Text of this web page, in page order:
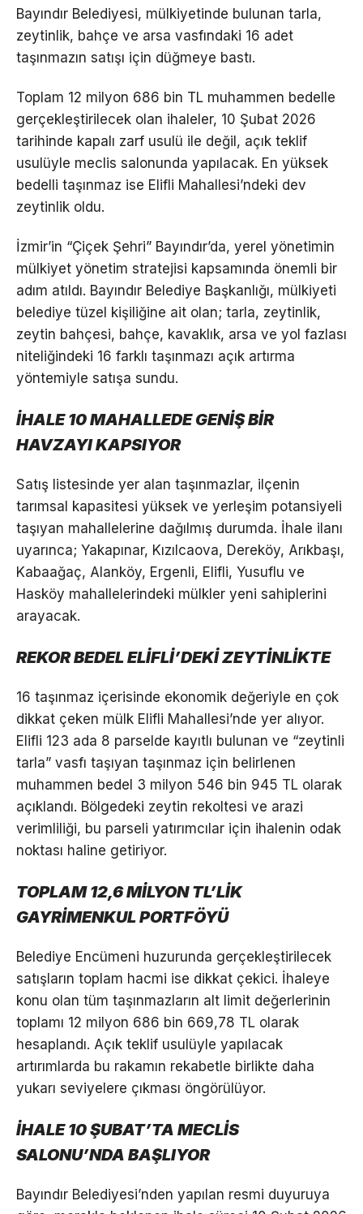
Bayındır Belediyesi, mülkiyetinde bulunan tarla,
zeytinlik, bahçe ve arsa vasfındaki 16 adet
taşınmazın satışı için düğmeye bastı.
Toplam 12 milyon 686 bin TL muhammen bedelle
gerçekleştirilecek olan ihaleler, 10 Şubat 2026
tarihinde kapalı zarf usulü ile değil, açık teklif
usulüyle meclis salonunda yapılacak. En yüksek
bedelli taşınmaz ise Elifli Mahallesi’ndeki dev
zeytinlik oldu.
İzmir’in “Çiçek Şehri” Bayındır’da, yerel yönetimin
mülkiyet yönetim stratejisi kapsamında önemli bir
adım atıldı. Bayındır Belediye Başkanlığı, mülkiyeti
belediye tüzel kişiliğine ait olan; tarla, zeytinlik,
zeytin bahçesi, bahçe, kavaklık, arsa ve yol fazlası
niteliğindeki 16 farklı taşınmazı açık artırma
yöntemiyle satışa sundu.
İHALE 10 MAHALLEDE GENİŞ BİR
HAVZAYI KAPSIYOR
Satış listesinde yer alan taşınmazlar, ilçenin
tarımsal kapasitesi yüksek ve yerleşim potansiyeli
taşıyan mahallelerine dağılmış durumda. İhale ilanı
uyarınca; Yakapınar, Kızılcaova, Dereköy, Arıkbaşı,
Kabaağaç, Alanköy, Ergenli, Elifli, Yusuflu ve
Hasköy mahallelerindeki mülkler yeni sahiplerini
arayacak.
REKOR BEDEL ELİFLİ’DEKİ ZEYTİNLİKTE
16 taşınmaz içerisinde ekonomik değeriyle en çok
dikkat çeken mülk Elifli Mahallesi’nde yer alıyor.
Elifli 123 ada 8 parselde kayıtlı bulunan ve “zeytinli
tarla” vasfı taşıyan taşınmaz için belirlenen
muhammen bedel 3 milyon 546 bin 945 TL olarak
açıklandı. Bölgedeki zeytin rekoltesi ve arazi
verimliliği, bu parseli yatırımcılar için ihalenin odak
noktası haline getiriyor.
TOPLAM 12,6 MİLYON TL’LİK
GAYRİMENKUL PORTFÖYÜ
Belediye Encümeni huzurunda gerçekleştirilecek
satışların toplam hacmi ise dikkat çekici. İhaleye
konu olan tüm taşınmazların alt limit değerlerinin
toplamı 12 milyon 686 bin 669,78 TL olarak
hesaplandı. Açık teklif usulüyle yapılacak
artırımlarda bu rakamın rekabetle birlikte daha
yukarı seviyelere çıkması öngörülüyor.
İHALE 10 ŞUBAT’TA MECLİS
SALONU’NDA BAŞLIYOR
Bayındır Belediyesi’nden yapılan resmi duyuruya